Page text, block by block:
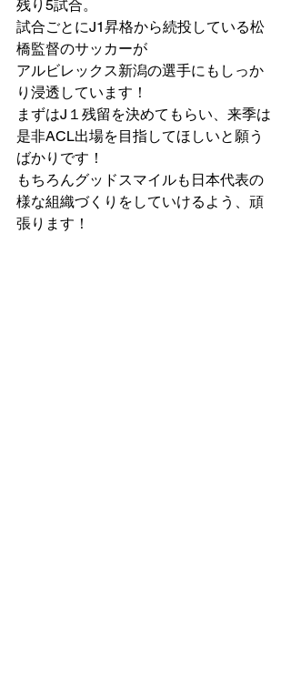
残り5試合。
試合ごとにJ1昇格から続投している松
橋監督のサッカーが
アルビレックス新潟の選手にもしっか
り浸透しています！
まずはJ１残留を決めてもらい、来季は
是非ACL出場を目指してほしいと願う
ばかりです！
もちろんグッドスマイルも日本代表の
様な組織づくりをしていけるよう、頑
張ります！